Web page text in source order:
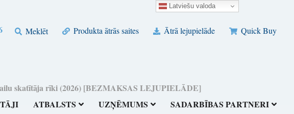
Meklēt Produkta ātrās saites Ātrā lejupielāde Quick Buy
ATBALSTS UZŅĒMUMS SADARBĪBAS PARTNERI
skatītāja rīki (2026) [BEZMAKSAS LEJUPIELĀDE]
Latviešu valoda